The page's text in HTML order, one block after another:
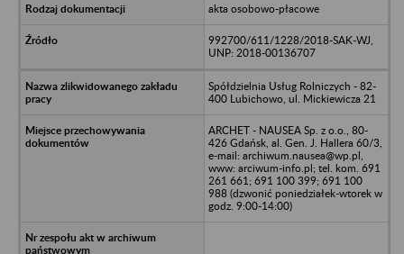
akta osobowo-płacowe
992700/611/1228/2018-SAK-WJ,
UNP: 2018-00136707
Spółdzielnia Usług Rolniczych - 82-
400 Lubichowo, ul. Mickiewicza 21
ARCHET - NAUSEA Sp. z o.o., 80-
426 Gdańsk, al. Gen. J. Hallera 60/3,
e-mail: archiwum.nausea@wp.pl,
www: arciwum-info.pl; tel. kom. 691
261 661; 691 100 399; 691 100
988 (dzwonić poniedziałek-wtorek w
godz. 9:00-14:00)